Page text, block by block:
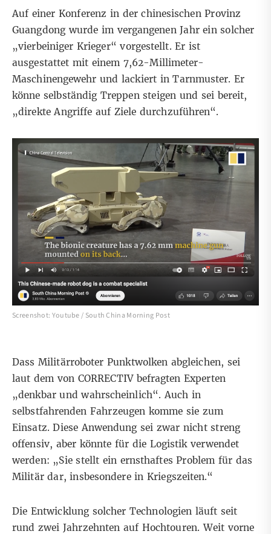
Auf einer Konferenz in der chinesischen Provinz
Guangdong wurde im vergangenen Jahrein solcher
„vierbeiniger Krieger“ vorgestellt. Er ist
ausgestattet mit einem 7,62-Millimeter-
Maschinengewehr und lackiert in Tarnmuster. Er
könne selbständig Treppen steigen und sei bereit,
„direkte Angriffe auf Ziele durchzuführen“.
Screenshot: Youtube / South China Morning Post
Dass Militärroboter Punktwolken abgleichen, sei
laut dem von CORRECTIV befragten Experten
„denkbar und wahrscheinlich“. Auch in
selbstfahrenden Fahrzeugen komme sie zum
Einsatz. Diese Anwendung sei zwar nicht streng
offensiv, aber könnte für die Logistik verwendet
werden: „Sie stellt ein ernsthaftes Problem für das
Militär dar, insbesondere in Kriegszeiten.“
Die Entwicklung solcher Technologien läuft seit
rund zwei Jahrzehnten auf Hochtouren. Weit vorne